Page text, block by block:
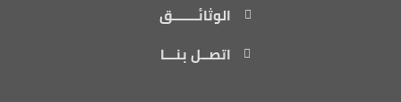
الوثائـــــــق
اتصــل بنـــا